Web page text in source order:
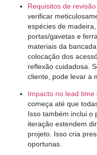
Requisitos de
verificar
espécies de
portas/gavetas e
materiais da
colocação dos
reflexão cuidadosa.
cliente, pode levar a
Impacto no lead time
começa até que
Isso também inclui o
iteração estendem
projeto. Isso cria
oportunas.